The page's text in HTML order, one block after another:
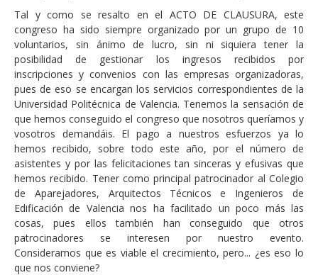
Tal y como se resalto en el ACTO DE CLAUSURA, este
congreso ha sido siempre organizado por un grupo de 10
voluntarios, sin ánimo de lucro, sin ni siquiera tener la
posibilidad de gestionar los ingresos recibidos por
inscripciones y convenios con las empresas organizadoras,
pues de eso se encargan los servicios correspondientes de la
Universidad Politécnica de Valencia. Tenemos la sensación de
que hemos conseguido el congreso que nosotros queríamos y
vosotros demandáis. El pago a nuestros esfuerzos ya lo
hemos recibido, sobre todo este año, por el número de
asistentes y por las felicitaciones tan sinceras y efusivas que
hemos recibido. Tener como principal patrocinador al Colegio
de Aparejadores, Arquitectos Técnicos e Ingenieros de
Edificación de Valencia nos ha facilitado un poco más las
cosas, pues ellos también han conseguido que otros
patrocinadores se interesen por nuestro evento.
Consideramos que es viable el crecimiento, pero... ¿es eso lo
que nos conviene?